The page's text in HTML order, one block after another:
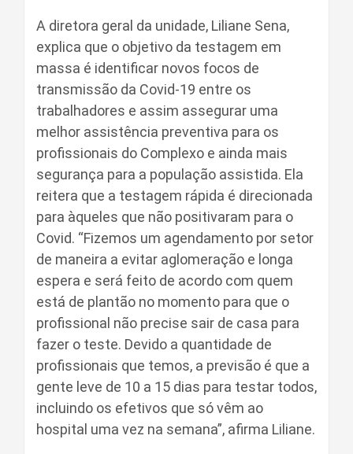
A diretora geral da unidade, Liliane Sena,
explica que o objetivo da testagem em
massa é identificar novos focos de
transmissão da Covid-19 entre os
trabalhadores e assim assegurar uma
melhor assistência preventiva para os
profissionais do Complexo e ainda mais
segurança para a população assistida. Ela
reitera que a testagem rápida é direcionada
para àqueles que não positivaram para o
Covid. “Fizemos um agendamento por setor
de maneira a evitar aglomeração e longa
espera e será feito de acordo com quem
está de plantão no momento para que o
profissional não precise sair de casa para
fazer o teste. Devido a quantidade de
profissionais que temos, a previsão é que a
gente leve de 10 a 15 dias para testar todos,
incluindo os efetivos que só vêm ao
hospital uma vez na semana”, afirma Liliane.